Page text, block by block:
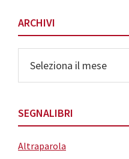
ARCHIVI
SEGNALIBRI
Altraparola